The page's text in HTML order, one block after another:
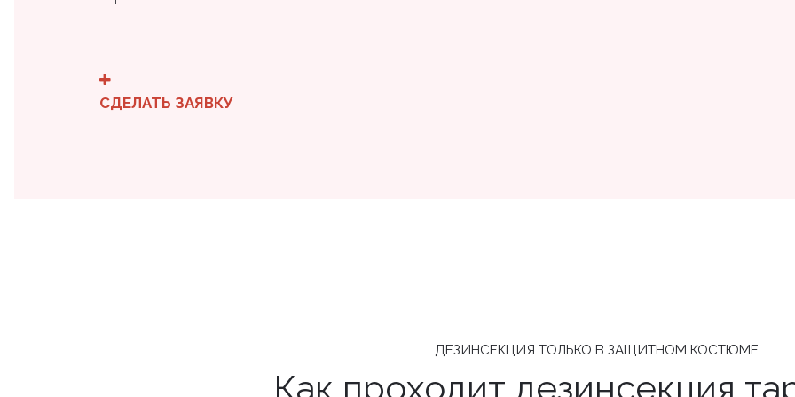
СДЕЛАТЬ ЗАЯВКУ
ДЕЗИНСЕКЦИЯ ТОЛЬКО В ЗАЩИТНОМ КОСТЮМЕ
Как проходит дезинсекция